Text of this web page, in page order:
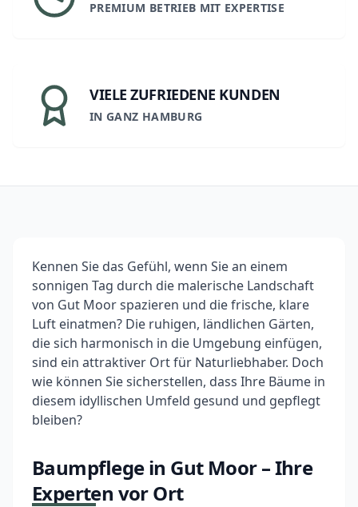
PREMIUM BETRIEB MIT EXPERTISE
VIELE ZUFRIEDENE KUNDEN
IN GANZ HAMBURG
Kennen Sie das Gefühl, wenn Sie an einem
sonnigen Tag durch die malerische Landschaft
von Gut Moor spazieren und die frische, klare
Luft einatmen? Die ruhigen, ländlichen Gärten,
die sich harmonisch in die Umgebung einfügen,
sind ein attraktiver Ort für Naturliebhaber. Doch
wie können Sie sicherstellen, dass Ihre Bäume in
diesem idyllischen Umfeld gesund und gepflegt
bleiben?
Baumpflege in Gut Moor – Ihre
Experten vor Ort